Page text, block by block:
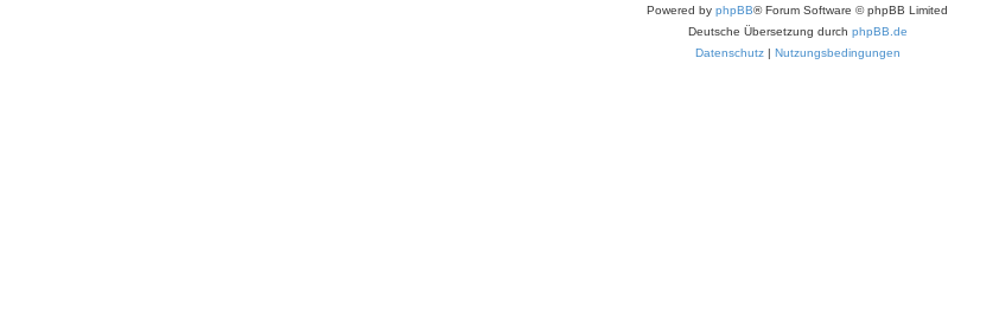
Powered by phpBB® Forum Software © phpBB Limited
Deutsche Übersetzung durch phpBB.de
Datenschutz| Nutzungsbedingungen